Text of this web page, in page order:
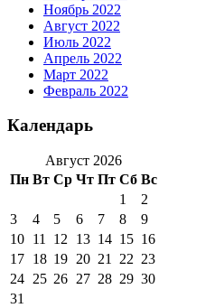
Ноябрь 2022
Август 2022
Июль 2022
Апрель 2022
Март 2022
Февраль 2022
Календарь
Август 2026
Пн Вт Ср Чт Пт Сб Вс
1
2
3
4 5 6 7 8
9
10 11 12 13 14 15 16
17 18 19 20 21 22 23
24 25 26 27 28 29 30
31